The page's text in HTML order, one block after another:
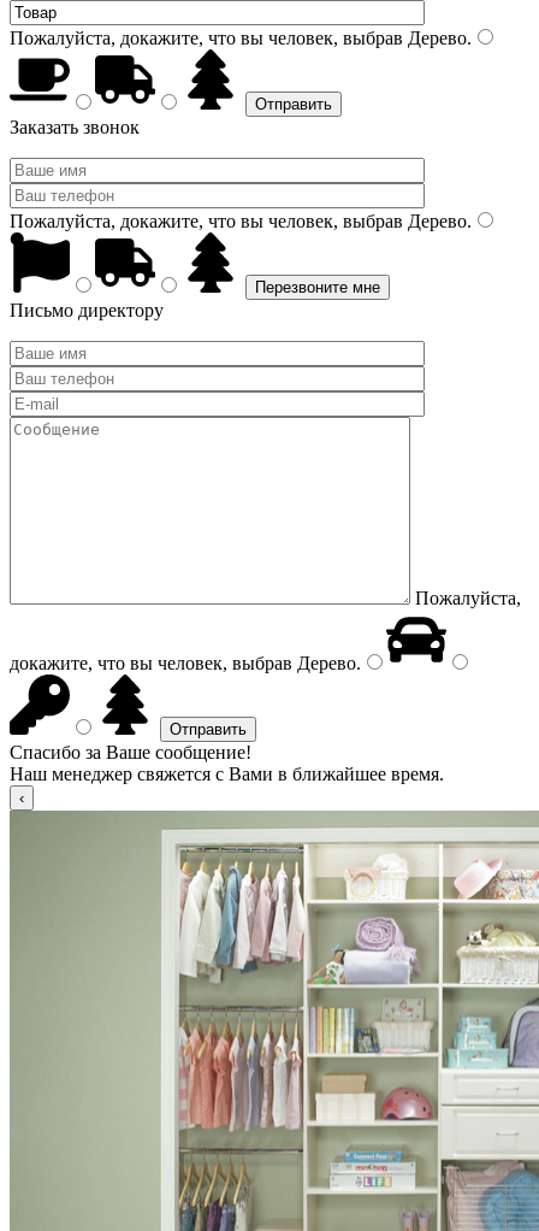
Пожалуйста, докажите, что вы человек, выбрав Дерево.
Заказать звонок
Пожалуйста, докажите, что вы человек, выбрав Дерево.
Письмо директору
Пожалуйста,
докажите, что вы человек, выбрав Дерево.
Спасибо за Ваше сообщение!
Наш менеджер свяжется с Вами в ближайшее время.